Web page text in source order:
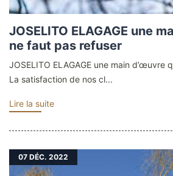
JOSELITO ELAGAGE une
ne faut pas refuser
JOSELITO ELAGAGE une main d’œuvre
La satisfaction de nos cl...
Lire la suite
07 DÉC. 2022